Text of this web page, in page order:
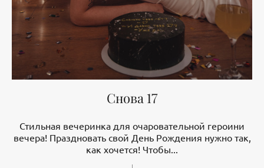
Снова 17
Стильная вечеринка для очаровательной героини
вечера! Праздновать свой День Рождения нужно так,
как хочется! Чтобы...